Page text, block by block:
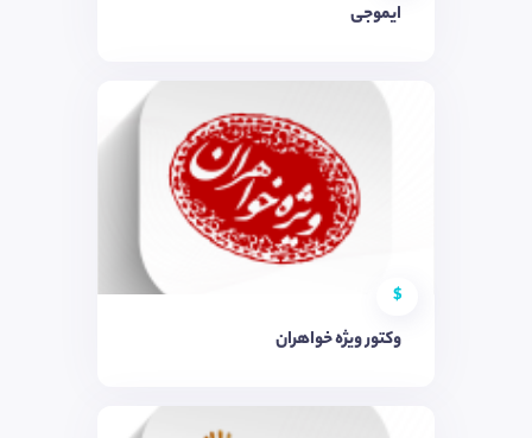
ایموجی
$
وکتور ویژه خواهران